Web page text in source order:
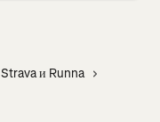
Strava и Runna